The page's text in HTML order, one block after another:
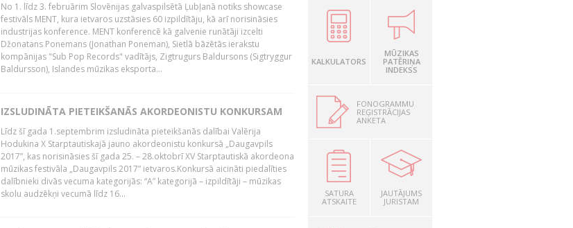
No 1. līdz 3. februārim Slovēnijas galvaspilsētā Ļubļanā notiks showcase
festivāls MENT, kura ietvaros uzstāsies 60 izpildītāju, kā arī norisināsies
industrijas konference. MENT konferencē kā galvenie runātāji izcelti
Džonatans Ponemans (Jonathan Poneman), Sietlā bāzētās ierakstu
kompānijas "Sub Pop Records" vadītājs, Zigtrugurs Baldursons (Sigtryggur
Baldursson), Islandes mūzikas eksporta...
IZSLUDINĀTA PIETEIKŠANĀS AKORDEONISTU KONKURSAM
Līdz šī gada 1.septembrim izsludināta pieteikšanās dalībai Valērija
Hodukina X Starptautiskajā jauno akordeonistu konkursā „Daugavpils
2017”, kas norisināsies šī gada 25. – 28.oktobrī XV Starptautiskā akordeona
mūzikas festivāla „Daugavpils 2017” ietvaros.Konkursā aicināti piedalīties
dalībnieki divās vecuma kategorijās: “A” kategorijā – izpildītāji – mūzikas
skolu audzēkņi vecumā līdz 16...
KALKULATORS
MŪZIKAS
PATĒRIŅA
INDEKSS
FONOGRAMMU
REĢISTRĀCIJAS
ANKETA
SATURA
ATSKAITE
JAUTĀJUMS
JURISTAM